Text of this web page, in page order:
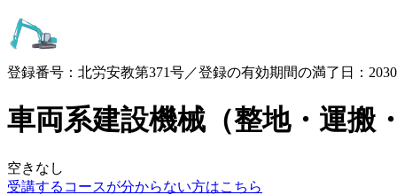
登録番号：北労安教第371号／登録の有効期間の満了日：
車両系建設機械（整地・運搬
空きなし
受講するコースが分からない方はこちら